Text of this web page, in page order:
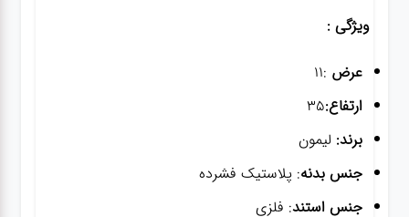
ویژگی :
عرض :11
ارتفاع:35
برند: لیمون
جنس بدنه: پلاستیک فشرده
جنس استند: فلزی